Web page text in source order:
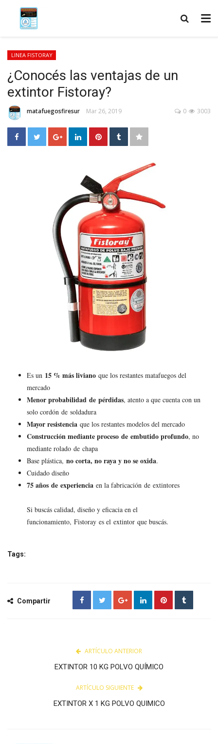
LINEA FISTORAY
¿Conocés las ventajas de un
extintor Fistoray?
matafuegosfiresur Mar 26, 2019 3003
0
Es un 15 % más liviano que los restantes matafuegos del
mercado
Menor probabilidad de pérdidas, atento a que cuenta con un
solo cordón de soldadura
Mayor resistencia que los restantes modelos del mercado
Construcción mediante proceso de embutido profundo, no
mediante rolado de chapa
Base plástica, no corta, no raya y no se oxida.
Cuidado diseño
75 años de experiencia en la fabricación de extintores
Si buscás calidad, diseño y eficacia en el
funcionamiento, Fistoray es el extintor que buscás.
Tags:
Compartir
ARTÍCULO ANTERIOR
EXTINTOR 10 KG POLVO QUÍMICO
ARTÍCULO SIGUIENTE
EXTINTOR X 1 KG POLVO QUIMICO